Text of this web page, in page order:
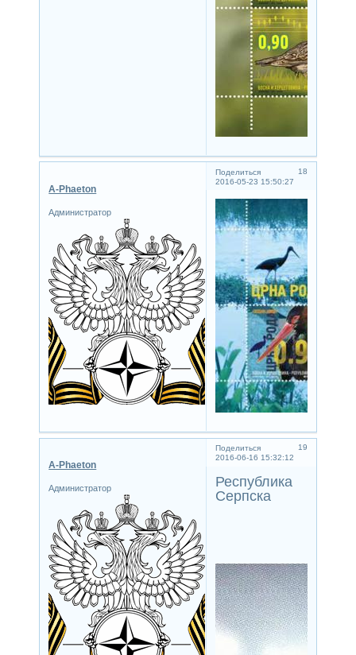
Поделиться
18
2016-05-23 15:50:27
A-Phaeton
Администратор
Поделиться
19
2016-06-16 15:32:12
A-Phaeton
Администратор
Республика
Серпска